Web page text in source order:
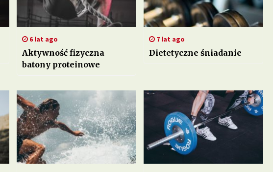
6 lat ago
Aktywność fizyczna
batony proteinowe
7 lat ago
Dietetyczne śniadanie